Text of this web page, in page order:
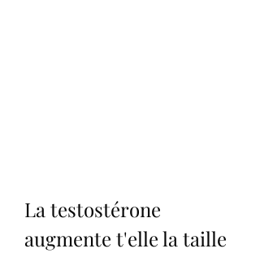
La testostérone
augmente t'elle la taille